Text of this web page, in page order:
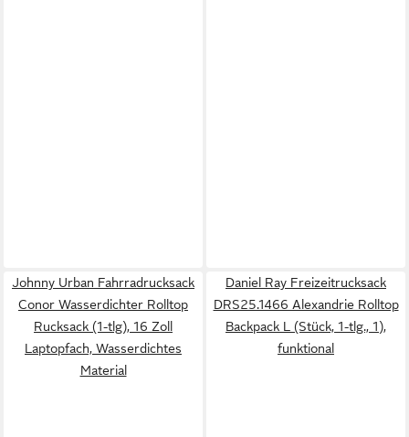
Johnny Urban Fahrradrucksack
Conor Wasserdichter Rolltop
Rucksack (1-tlg), 16 Zoll
Laptopfach, Wasserdichtes
Material
Daniel Ray Freizeitrucksack
DRS25.1466 Alexandrie Rolltop
Backpack L (Stück, 1-tlg., 1),
funktional